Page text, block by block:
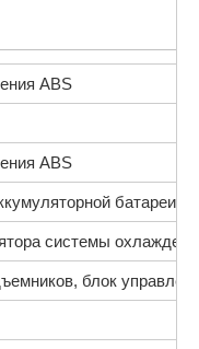
ABS
ABS
батареи
системы
блок